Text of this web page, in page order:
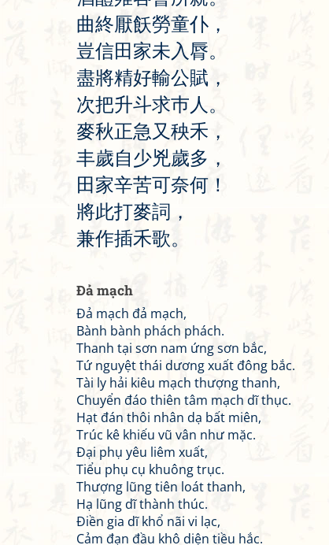
曲終厭飫勞童仆 ，
豈信田 家未入 脣。
盡將精好輸公賦 ，
次把升斗求巿 人 。
麥秋正急又秧禾 ，
丰歲自少兇歲多 ，
田 家辛苦可奈何 ！
將此打麥詞 ，
兼作插禾歌。
Đả mạch
Đả mạch đả mạch,
Bành bành phách phách.
Thanh tại sơn nam ứng sơn bắc,
Tứ nguyệt thái dương xuất đông bắc.
Tài ly hải kiêu mạch thượng thanh,
Chuyển đáo thiên tâm mạch dĩ thục.
Hạt đán thôi nhân dạ bất miên,
Trúc kê khiếu vũ vân như mặc.
Đại phụ yêu liêm xuất,
Tiểu phụ cụ khuông trục.
Thượng lũng tiên loát thanh,
Hạ lũng dĩ thành thúc.
Điền gia dĩ khổ nãi vi lạc,
Cảm đạn đầu khô diện tiều hắc.